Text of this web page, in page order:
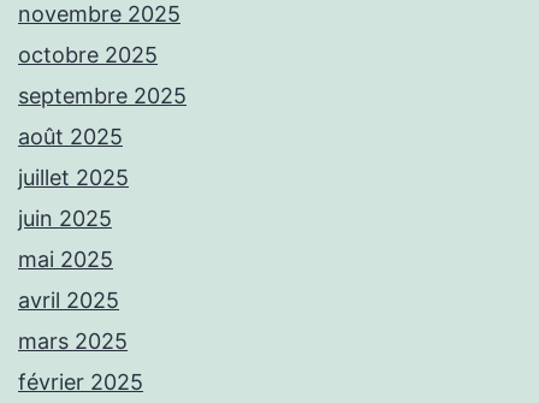
novembre 2025
octobre 2025
septembre 2025
août 2025
juillet 2025
juin 2025
mai 2025
avril 2025
mars 2025
février 2025